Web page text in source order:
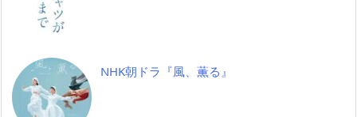
NHK朝ドラ『風、薫る』